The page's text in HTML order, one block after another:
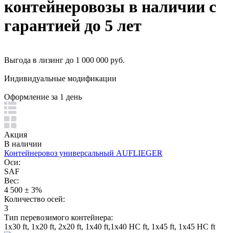
контейнеровозы в наличии с
гарантией до 5 лет
Выгода в лизинг до 1 000 000 руб.
Индивидуальные модификации
Оформление за 1 день
Акция
В наличии
Контейнеровоз универсальный AUFLIEGER
Оси:
SAF
Вес:
4 500 ± 3%
Количество осей:
3
Тип перевозимого контейнера:
1х30 ft, 1х20 ft, 2х20 ft, 1х40 ft,1х40 HC ft, 1х45 ft, 1х45 HC ft